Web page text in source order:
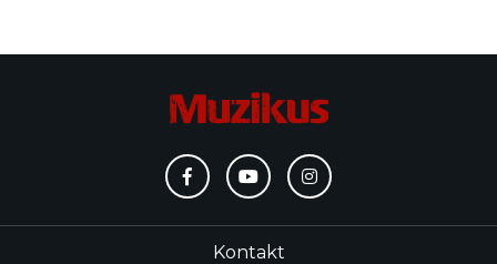
Kontakt